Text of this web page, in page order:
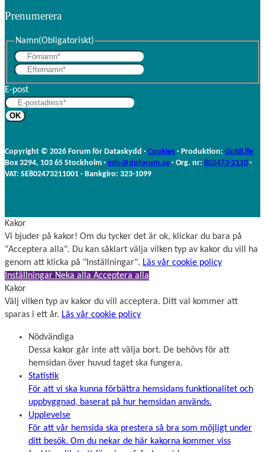
Prenumerera
Namn(Obligatoriskt)
r
f
a
m
n
E-post
Copyright © 2026 Forum för Dataskydd · Cookies · Produktion: GoldLife
Box 3294, 103 65 Stockholm · info@dpforum.se · Org. nr: 802473-2110 ·
VAT: SE802473211001 · Bankgiro: 323-1099
Kakor
Vi bjuder på kakor! Om du tycker det är ok, klickar du bara på
"Acceptera alla". Du kan såklart välja vilken typ av kakor du vill ha
genom att klicka på "Inställningar". Läs vår cookie policy
Inställningar Neka alla Acceptera alla
Kakor
Välj vilken typ av kakor du vill acceptera. Ditt val kommer att
sparas i ett år. Läs vår cookie policy
Nödvändiga
Dessa kakor går inte att välja bort. De behövs för att
hemsidan över huvud taget ska fungera.
Statistik
För att vi ska kunna förbättra hemsidans funktionalitet och
uppbyggnad, baserat på hur hemsidan används.
Upplevelse
För att vår hemsida ska prestera så bra som möjligt under
ditt besök. Om du nekar de här kakorna kommer viss